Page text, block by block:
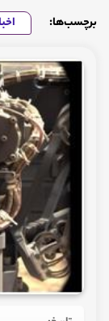
برچسب‌ها: